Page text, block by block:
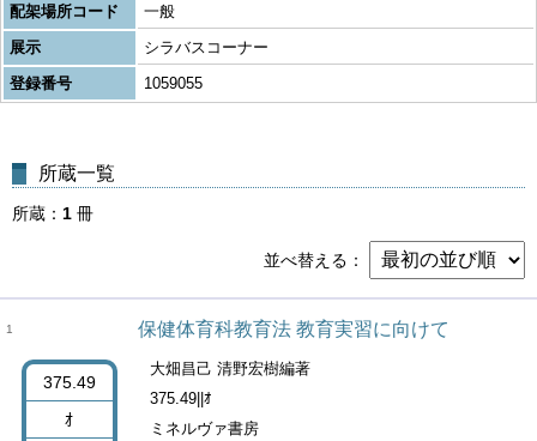
配架場所コード
一般
展示
シラバスコーナー
登録番号
1059055
所蔵一覧
所蔵 1 冊
並べ替える
1
375.49
ｵ
保健体育科教育法 教育実習に向けて
大畑昌己 清野宏樹編著
375.49||ｵ
ミネルヴァ書房